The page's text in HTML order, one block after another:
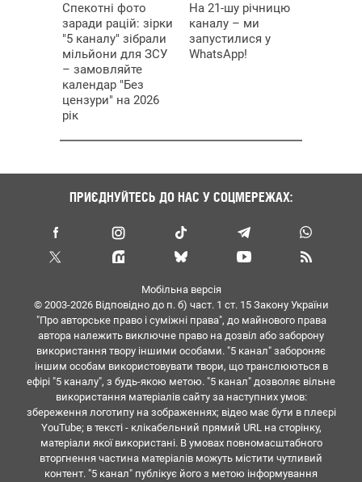
Спекотні фото
заради рацій: зірки
"5 каналу" зібрали
мільйони для ЗСУ
– замовляйте
календар "Без
цензури" на 2026
рік
На 21-шу річницю
каналу – ми
запустилися у
WhatsApp!
ПРИЄДНУЙТЕСЬ ДО НАС У СОЦМЕРЕЖАХ:
Мобільна версія
© 2003-2026 Вiдповiдно до п. б) част. 1 ст. 15 Закону України
"Про авторське право i сумiжнi права", до майнового права
автора належить виключне право на дозвiл або заборону
використання твору iншими особами. "5 канал" забороняє
iншим особам використовувати твори, що транслюються в
ефipi "5 каналу", з будь-якою метою. "5 канал" дозволяє вiльне
використання матерiалiв сайту за наступних умов:
збереження логотипу на зображеннях; вiдео має бути в плеєрі
YouTube; в тексті - клікабельний прямий URL на сторінку,
матеріали якої використані. В умовах повномасштабного
вторгнення частина матеріалів можуть містити чутливий
контент. "5 канал" публікує його з метою інформування